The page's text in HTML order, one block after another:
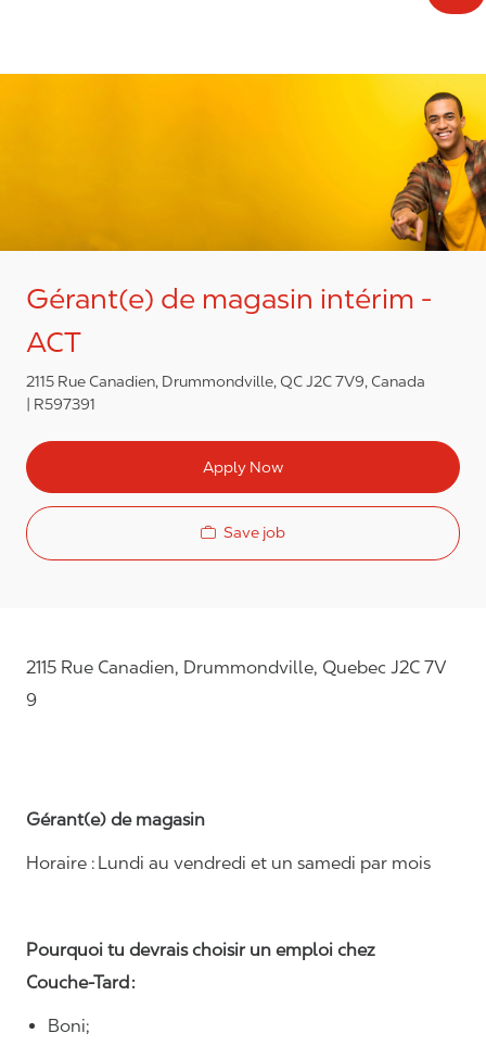
Gérant(e) de magasin intérim -
ACT
2115 Rue Canadien, Drummondville, QC J2C 7V9, Canada
R597391
Apply Now
Save job
2115 Rue Canadien, Drummondville, Quebec J2C 7V
9
Gérant(e) de magasin
Horaire : Lundi au vendredi et un samedi par mois
Pourquoi tu devrais choisir un emploi chez
Couche-Tard :
Boni;